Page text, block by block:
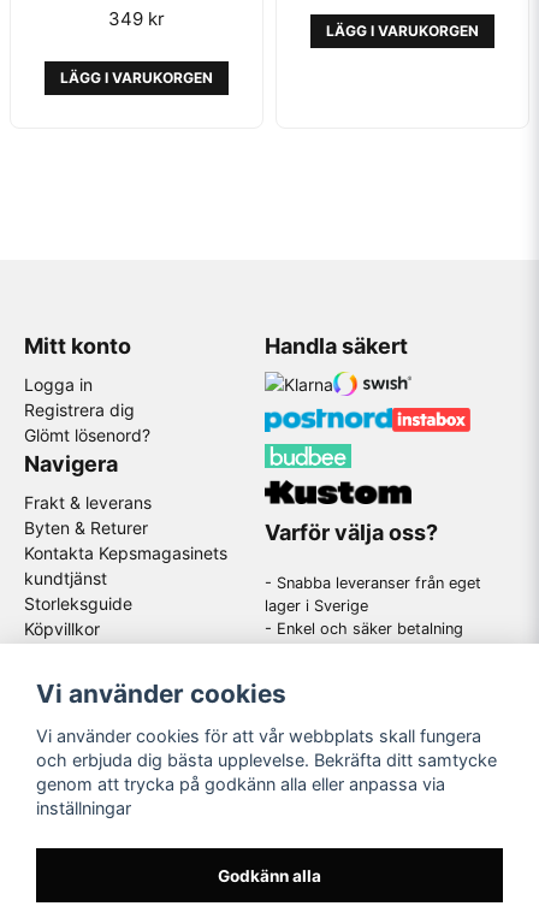
349 kr
LÄGG I VARUKORGEN
LÄGG I VARUKORGEN
Mitt konto
Logga in
Registrera dig
Glömt lösenord?
Navigera
Frakt & leverans
Byten & Returer
Kontakta Kepsmagasinets
kundtjänst
Storleksguide
Köpvillkor
Om oss
Handla säkert
Varför välja oss?
- Snabba leveranser från eget
lager i Sverige
- Enkel och säker betalning
-En schysst kundtjänst som
Följ oss
Vi använder cookies
Vi använder cookies för att vår webbplats skall fungera
och erbjuda dig bästa upplevelse. Bekräfta ditt samtycke
genom att trycka på godkänn alla eller anpassa via
inställningar
Godkänn alla